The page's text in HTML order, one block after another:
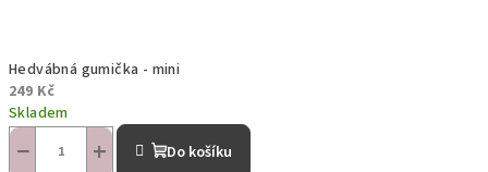
Hedvábná gumička - mini
249 Kč
Skladem
+
− Do košíku